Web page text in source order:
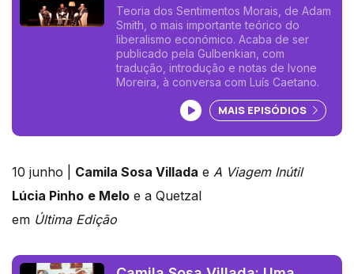
razão, moralidade,
benevolência, amabilidade.
Teoria dos Sentimentos Morais, de Adam
Smith, o mais importante teórico do
liberalismo económico. Acaba de ser
publicado pela Gulbenkian, com
tradução, introdução e notas de Ivone
Moreira, à conversa com Luís Caetano.
Ouvir podcast
MAIS EPISÓDIOS
10 junho | Camila Sosa Villada e A Viagem Inútil
Lúcia Pinho e Melo e a Quetzal
em Última Edição